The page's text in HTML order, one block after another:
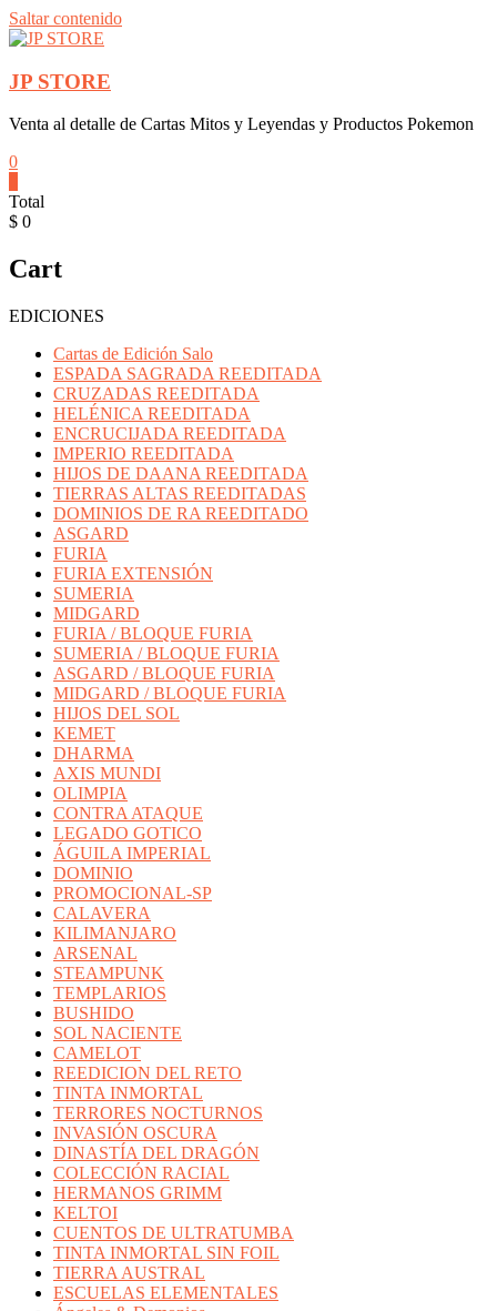
Saltar contenido
JP STORE
Venta al detalle de Cartas Mitos y Leyendas y Productos Pokemon
0
Total
$ 0
Cart
EDICIONES
Cartas de Edición Salo
ESPADA SAGRADA REEDITADA
CRUZADAS REEDITADA
HELÉNICA REEDITADA
ENCRUCIJADA REEDITADA
IMPERIO REEDITADA
HIJOS DE DAANA REEDITADA
TIERRAS ALTAS REEDITADAS
DOMINIOS DE RA REEDITADO
ASGARD
FURIA
FURIA EXTENSIÓN
SUMERIA
MIDGARD
FURIA / BLOQUE FURIA
SUMERIA / BLOQUE FURIA
ASGARD / BLOQUE FURIA
MIDGARD / BLOQUE FURIA
HIJOS DEL SOL
KEMET
DHARMA
AXIS MUNDI
OLIMPIA
CONTRA ATAQUE
LEGADO GOTICO
ÁGUILA IMPERIAL
DOMINIO
PROMOCIONAL-SP
CALAVERA
KILIMANJARO
ARSENAL
STEAMPUNK
TEMPLARIOS
BUSHIDO
SOL NACIENTE
CAMELOT
REEDICION DEL RETO
TINTA INMORTAL
TERRORES NOCTURNOS
INVASIÓN OSCURA
DINASTÍA DEL DRAGÓN
COLECCIÓN RACIAL
HERMANOS GRIMM
KELTOI
CUENTOS DE ULTRATUMBA
TINTA INMORTAL SIN FOIL
TIERRA AUSTRAL
ESCUELAS ELEMENTALES